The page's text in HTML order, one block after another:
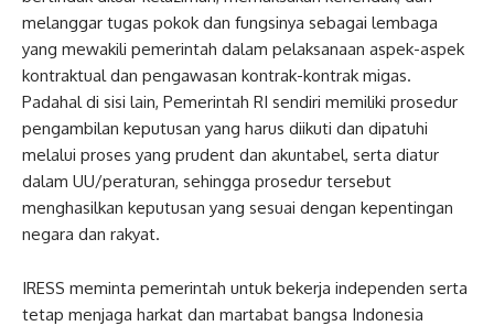
melanggar tugas pokok dan fungsinya sebagai lembaga
yang mewakili pemerintah dalam pelaksanaan aspek-aspek
kontraktual dan pengawasan kontrak-kontrak migas.
Padahal di sisi lain, Pemerintah RI sendiri memiliki prosedur
pengambilan keputusan yang harus diikuti dan dipatuhi
melalui proses yang prudent dan akuntabel, serta diatur
dalam UU/peraturan, sehingga prosedur tersebut
menghasilkan keputusan yang sesuai dengan kepentingan
negara dan rakyat.
IRESS meminta pemerintah untuk bekerja independen serta
tetap menjaga harkat dan martabat bangsa Indonesia